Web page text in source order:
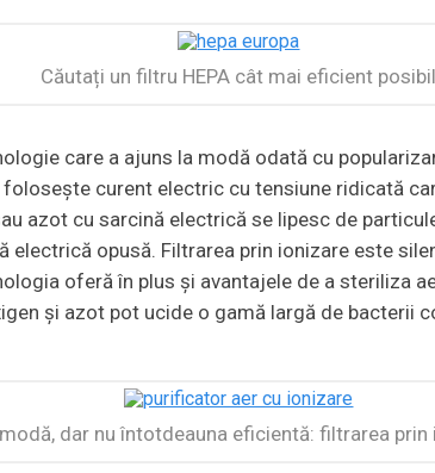
Căutați un filtru HEPA cât mai eficient posibil
care a ajuns la modă odată cu
curent electric cu tensiune ridicată
azot cu sarcină electrică se lipesc de
electrică opusă. Filtrarea prin ionizare este
oferă în plus și avantajele de a steriliza
și azot pot ucide o gamă largă de bacterii
dar nu întotdeauna eficientă: filtrarea prin